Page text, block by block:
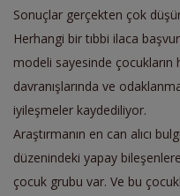
Sonuçlar gerçekten çok
Herhangi bir tıbbi ilaca
modeli sayesinde
davranışlarında ve
iyileşmeler kaydediliyor.
Araştırmanın en can alıcı
düzenindeki yapay
çocuk grubu var. Ve bu